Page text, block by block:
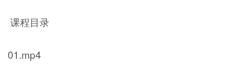
课程目录
01.mp4